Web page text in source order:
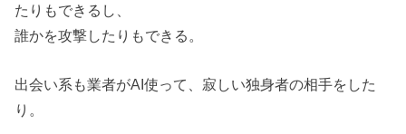
たりもできるし、
誰かを攻撃したりもできる。
出会い系も業者がAI使って、寂しい独身者の相手をした
り。